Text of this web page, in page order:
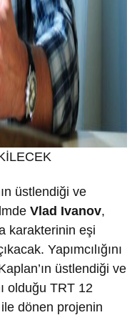
üstlendiği ve
Vlad Ivanov,
karakterinin eşi
Yapımcılığını
üstlendiği ve
olduğu TRT 12
dönen projenin